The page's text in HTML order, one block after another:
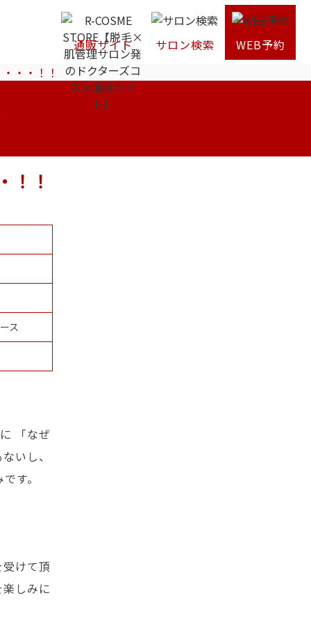
通販サイト サロン検索
WEB予約
・・！！
！！
ス
「なぜ
いし、
す。
けて頂
しみに